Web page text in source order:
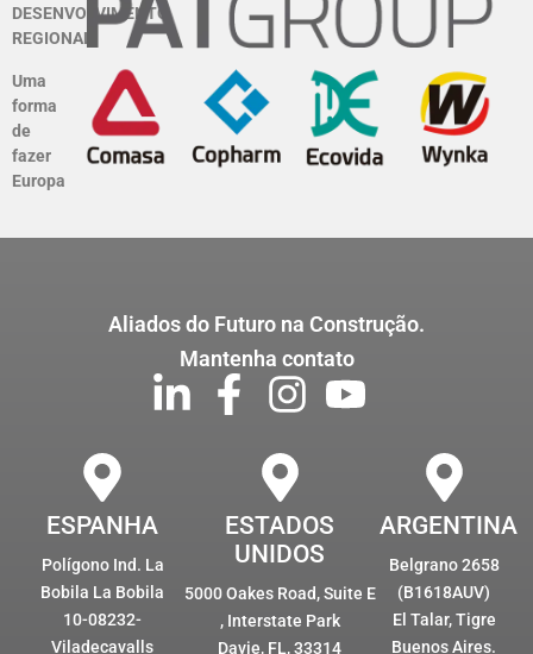
DESENVOLVIMENTO
REGIONAL
Uma
forma
de
fazer
Europa
Aliados do Futuro na Construção.
Mantenha contato
ESPANHA
Polígono Ind. La
Bobila La Bobila
10-08232-
Viladecavalls
ESTADOS
UNIDOS
5000 Oakes Road, Suite E
, Interstate Park
Davie, FL, 33314
ARGENTINA
Belgrano 2658
(B1618AUV)
El Talar, Tigre
Buenos Aires.